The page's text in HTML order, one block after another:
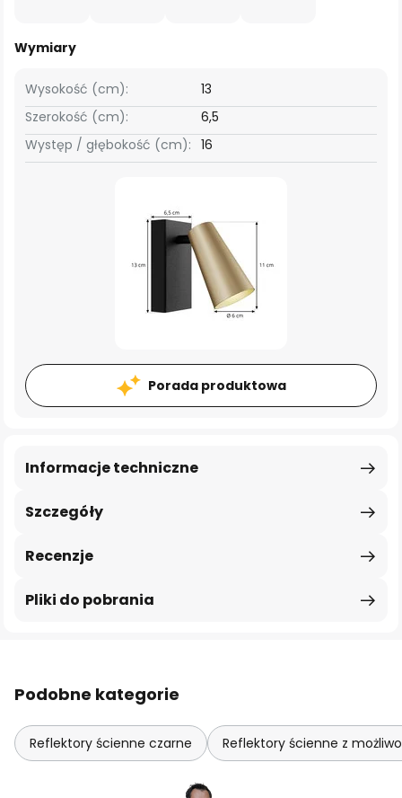
Wymiary
Szerokość (cm): 6,5
Wysokość (cm): 13
Występ / głębokość (cm): 16
Porada produktowa
Szczegóły
Informacje techniczne
Recenzje
Pliki do pobrania
Podobne kategorie
Reflektory ścienne czarne Reflektory ścienne z